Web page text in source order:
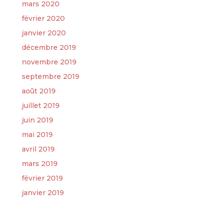
mars 2020
février 2020
janvier 2020
décembre 2019
novembre 2019
septembre 2019
août 2019
juillet 2019
juin 2019
mai 2019
avril 2019
mars 2019
février 2019
janvier 2019